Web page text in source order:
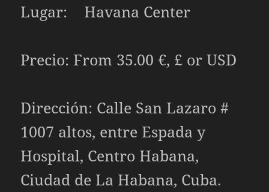
Lugar: Havana Center
Precio: From 35.00 €, £ or USD
Dirección: Calle San Lazaro #
1007 altos, entre Espada y
Hospital, Centro Habana,
Ciudad de La Habana, Cuba.